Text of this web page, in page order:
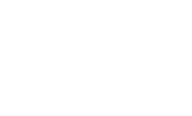
Архангельской области приняли